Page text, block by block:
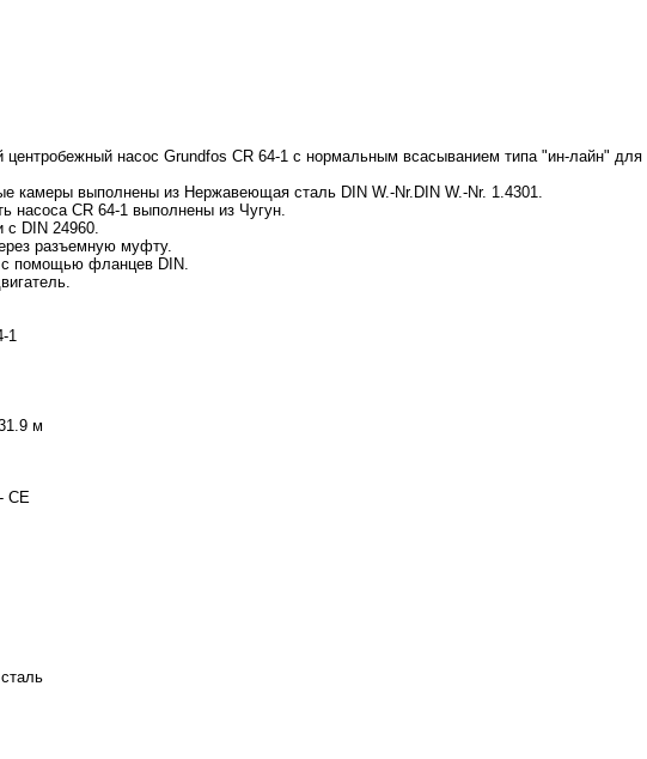
центробежный насос Grundfos CR 64-1 с нормальным всасыванием типа "ин-лайн"
камеры выполнены из Нержавеющая сталь DIN W.-Nr.DIN W.-Nr. 1.4301.
насоса CR 64-1 выполнены из Чугун.
с DIN 24960.
разъемную муфту.
с помощью фланцев DIN.
1
м
CE